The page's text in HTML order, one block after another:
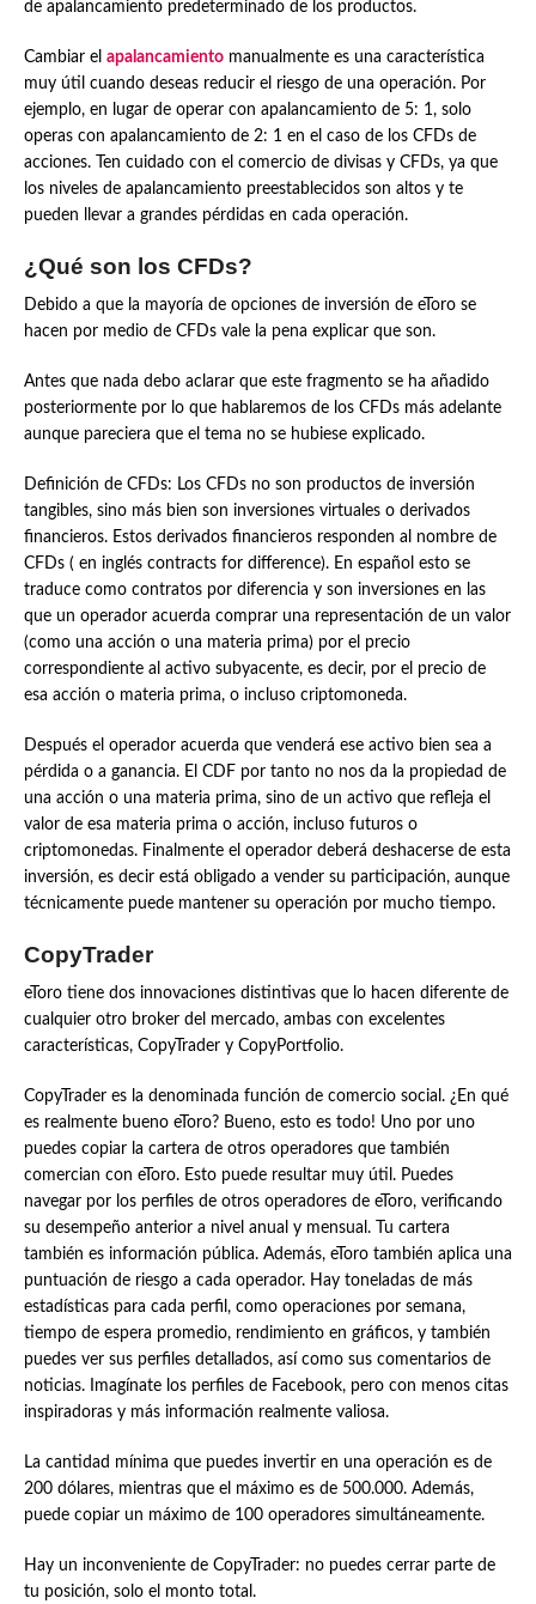
de apalancamiento predeterminado de los productos.
Cambiar el apalancamientomanualmente es una característica
muy útil cuando deseas reducir el riesgo de una operación. Por
ejemplo, en lugar de operar con apalancamiento de 5: 1, solo
operas con apalancamiento de 2: 1 en el caso de los CFDs de
acciones. Ten cuidado con el comercio de divisas y CFDs, ya que
los niveles de apalancamiento preestablecidos son altos y te
pueden llevar a grandes pérdidas en cada operación.
¿Qué son los CFDs?
Debido a que la mayoría de opciones de inversión de eToro se
hacen por medio de CFDs vale la pena explicar que son.
Antes que nada debo aclarar que este fragmento se ha añadido
posteriormente por lo que hablaremos de los CFDs más adelante
aunque pareciera que el tema no se hubiese explicado.
Definición de CFDs: Los CFDs no son productos de inversión
tangibles, sino más bien son inversiones virtuales o derivados
financieros. Estos derivados financieros responden al nombre de
CFDs ( en inglés contracts for difference). En español esto se
traduce como contratos por diferencia y son inversiones en las
que un operador acuerda comprar una representación de un valor
(como una acción o una materia prima) por el precio
correspondiente al activo subyacente, es decir, por el precio de
esa acción o materia prima, o incluso criptomoneda.
Después el operador acuerda que venderá ese activo bien sea a
pérdida o a ganancia. El CDF por tanto no nos da la propiedad de
una acción o una materia prima, sino de un activo que refleja el
valor de esa materia prima o acción, incluso futuros o
criptomonedas. Finalmente el operador deberá deshacerse de esta
inversión, es decir está obligado a vender su participación, aunque
técnicamente puede mantener su operación por mucho tiempo.
CopyTrader
eToro tiene dos innovaciones distintivas que lo hacen diferente de
cualquier otro broker del mercado, ambas con excelentes
características, CopyTrader y CopyPortfolio.
CopyTrader es la denominada función de comercio social. ¿En qué
es realmente bueno eToro? Bueno, esto es todo! Uno por uno
puedes copiar la cartera de otros operadores que también
comercian con eToro. Esto puede resultar muy útil. Puedes
navegar por los perfiles de otros operadores de eToro, verificando
su desempeño anterior a nivel anual y mensual. Tu cartera
también es información pública. Además, eToro también aplica una
puntuación de riesgo a cada operador. Hay toneladas de más
estadísticas para cada perfil, como operaciones por semana,
tiempo de espera promedio, rendimiento en gráficos, y también
puedes ver sus perfiles detallados, así como sus comentarios de
noticias. Imagínate los perfiles de Facebook, pero con menos citas
inspiradoras y más información realmente valiosa.
La cantidad mínima que puedes invertir en una operación es de
200 dólares, mientras que el máximo es de 500.000. Además,
puede copiar un máximo de 100 operadores simultáneamente.
Hay un inconveniente de CopyTrader: no puedes cerrar parte de
tu posición, solo el monto total.